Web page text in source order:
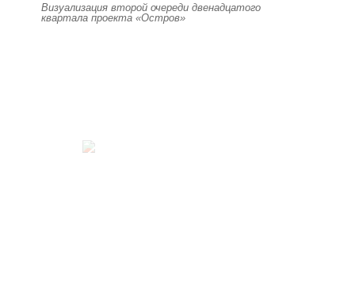
Визуализация второй очереди двенадцатого
квартала проекта «Остров»